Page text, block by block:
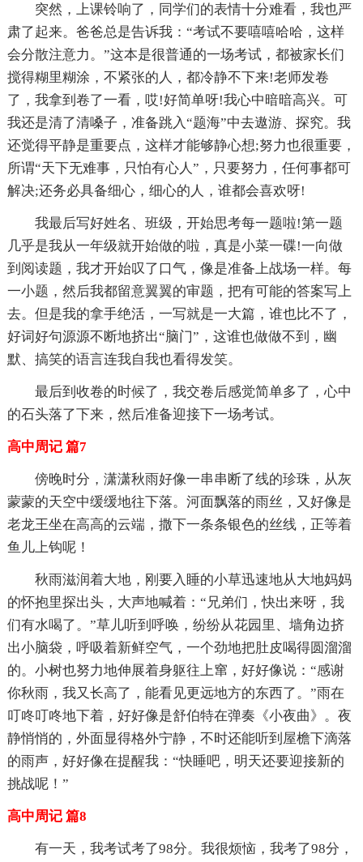
突然，上课铃响了，同学们的表情十分难看，我也严
肃了起来。爸爸总是告诉我：“考试不要嘻嘻哈哈，这样
会分散注意力。”这本是很普通的一场考试，都被家长们
搅得糊里糊涂，不紧张的人，都冷静不下来!老师发卷
了，我拿到卷了一看，哎!好简单呀!我心中暗暗高兴。可
我还是清了清嗓子，准备跳入“题海”中去遨游、探究。我
还觉得平静是重要点，这样才能够静心想;努力也很重要，
所谓“天下无难事，只怕有心人”，只要努力，任何事都可
解决;还务必具备细心，细心的人，谁都会喜欢呀!
我最后写好姓名、班级，开始思考每一题啦!第一题
几乎是我从一年级就开始做的啦，真是小菜一碟!一向做
到阅读题，我才开始叹了口气，像是准备上战场一样。每
一小题，然后我都留意翼翼的审题，把有可能的答案写上
去。但是我的拿手绝活，一写就是一大篇，谁也比不了，
好词好句源源不断地挤出“脑门”，这谁也做做不到，幽
默、搞笑的语言连我自我也看得发笑。
最后到收卷的时候了，我交卷后感觉简单多了，心中
的石头落了下来，然后准备迎接下一场考试。
高中周记 篇7
傍晚时分，潇潇秋雨好像一串串断了线的珍珠，从灰
蒙蒙的天空中缓缓地往下落。河面飘落的雨丝，又好像是
老龙王坐在高高的云端，撒下一条条银色的丝线，正等着
鱼儿上钩呢！
秋雨滋润着大地，刚要入睡的小草迅速地从大地妈妈
的怀抱里探出头，大声地喊着：“兄弟们，快出来呀，我
们有水喝了。”草儿听到呼唤，纷纷从花园里、墙角边挤
出小脑袋，呼吸着新鲜空气，一个劲地把肚皮喝得圆溜溜
的。小树也努力地伸展着身躯往上窜，好好像说：“感谢
你秋雨，我又长高了，能看见更远地方的东西了。”雨在
叮咚叮咚地下着，好好像是舒伯特在弹奏《小夜曲》。夜
静悄悄的，外面显得格外宁静，不时还能听到屋檐下滴落
的雨声，好好像在提醒我：“快睡吧，明天还要迎接新的
挑战呢！”
高中周记 篇8
有一天，我考试考了98分。我很烦恼，我考了98分，